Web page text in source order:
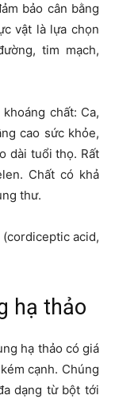
bảo cân bằng
vật là lựa chọn
tim mạch,
chất: Ca,
cao sức khỏe,
dài tuổi thọ. Rất
Chất có khả
thư.
acid,
hạ thảo
hạ thảo có giá
cạnh. Chúng
dạng từ bột tới